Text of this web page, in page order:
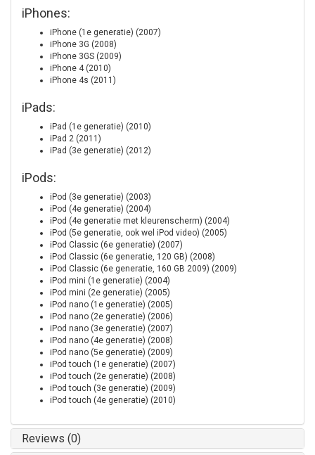
iPhones:
iPhone (1e generatie) (2007)
iPhone 3G (2008)
iPhone 3GS (2009)
iPhone 4 (2010)
iPhone 4s (2011)
iPads:
iPad (1e generatie) (2010)
iPad 2 (2011)
iPad (3e generatie) (2012)
iPods:
iPod (3e generatie) (2003)
iPod (4e generatie) (2004)
iPod (4e generatie met kleurenscherm) (2004)
iPod (5e generatie, ook wel iPod video) (2005)
iPod Classic (6e generatie) (2007)
iPod Classic (6e generatie, 120 GB) (2008)
iPod Classic (6e generatie, 160 GB 2009) (2009)
iPod mini (1e generatie) (2004)
iPod mini (2e generatie) (2005)
iPod nano (1e generatie) (2005)
iPod nano (2e generatie) (2006)
iPod nano (3e generatie) (2007)
iPod nano (4e generatie) (2008)
iPod nano (5e generatie) (2009)
iPod touch (1e generatie) (2007)
iPod touch (2e generatie) (2008)
iPod touch (3e generatie) (2009)
iPod touch (4e generatie) (2010)
Reviews (0)